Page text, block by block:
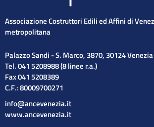
Associazione Costruttori Edili ed Affini di
metropolitana
Palazzo Sandi - S. Marco, 3870, 30124 Venezia
Tel. 041 5208988 (8 linee r.a.)
Fax 041 5208389
C.F.: 80009700271
info@ancevenezia.it
www.ancevenezia.it